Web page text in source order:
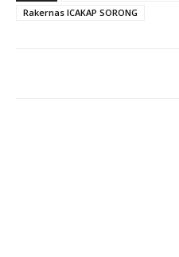
Rakernas ICAKAP SORONG